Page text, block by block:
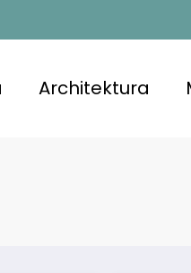
Architektura